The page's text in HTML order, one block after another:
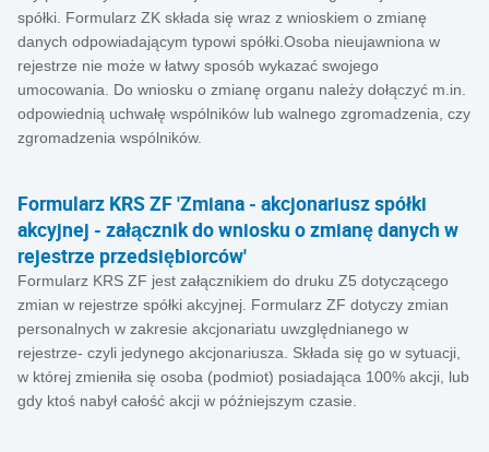
spółki. Formularz ZK składa się wraz z wnioskiem o zmianę
danych odpowiadającym typowi spółki.Osoba nieujawniona w
rejestrze nie może w łatwy sposób wykazać swojego
umocowania. Do wniosku o zmianę organu należy dołączyć m.in.
odpowiednią uchwałę wspólników lub walnego zgromadzenia, czy
zgromadzenia wspólników.
Formularz KRS ZF 'Zmiana - akcjonariusz spółki
akcyjnej - załącznik do wniosku o zmianę danych w
rejestrze przedsiębiorców'
Formularz KRS ZF jest załącznikiem do druku Z5 dotyczącego
zmian w rejestrze spółki akcyjnej. Formularz ZF dotyczy zmian
personalnych w zakresie akcjonariatu uwzględnianego w
rejestrze- czyli jedynego akcjonariusza. Składa się go w sytuacji,
w której zmieniła się osoba (podmiot) posiadająca 100% akcji, lub
gdy ktoś nabył całość akcji w późniejszym czasie.